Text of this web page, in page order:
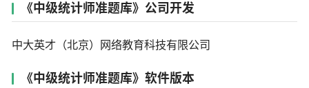
《中级统计师准题库》公司开发
中大英才（北京）网络教育科技有限公司
《中级统计师准题库》软件版本